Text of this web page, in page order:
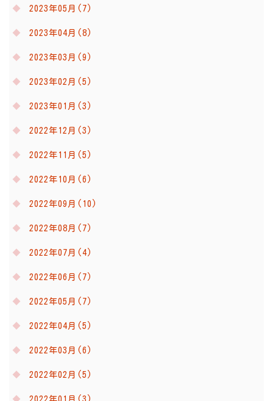
2023年05月(7)
2023年04月(8)
2023年03月(9)
2023年02月(5)
2023年01月(3)
2022年12月(3)
2022年11月(5)
2022年10月(6)
2022年09月(10)
2022年08月(7)
2022年07月(4)
2022年06月(7)
2022年05月(7)
2022年04月(5)
2022年03月(6)
2022年02月(5)
2022年01月(3)